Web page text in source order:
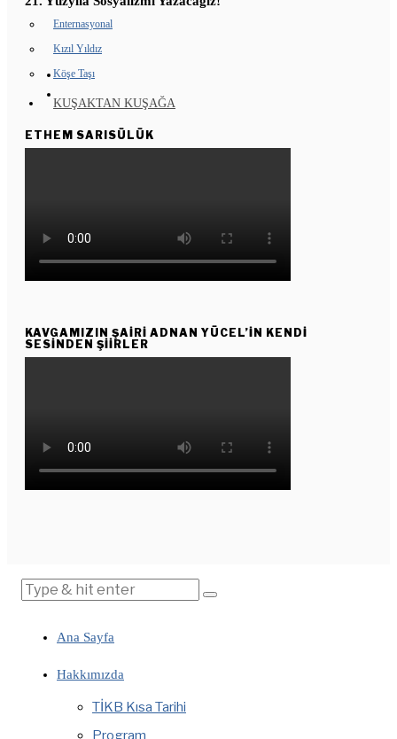
Enternasyonal
Kızıl Yıldız
Köşe Taşı
KUŞAKTAN KUŞAĞA
ETHEM SARISÜLÜK
KAVGAMIZIN ŞAIRI ADNAN YÜCEL’IN KENDI
SESINDEN ŞIIRLER
Ana Sayfa
Hakkımızda
TİKB Kısa Tarihi
Program